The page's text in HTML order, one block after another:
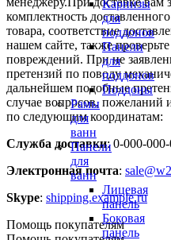
Карнизы
для
поддонов
Панели
для
поддонов
Поддоны
Рамы
для
ванн
Панели
для
ванн
Лицевая
панель
Боковая
панель
комплектность
товара, соответствие
нашем сайте, также
повреждений. При не
претензий по поводу
дальнейшем подобные
случае вопросов, пожеланий
по следующим координатам:
Служба доставки: 0-000-
Электронная почта:
Skype: shipping.example.ru
Помощь покупателям